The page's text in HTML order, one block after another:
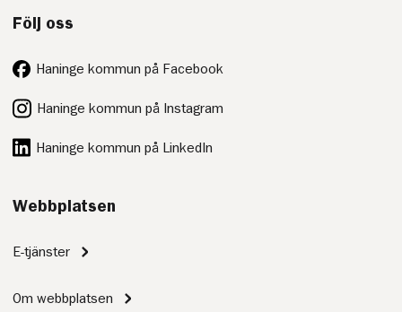
Följ oss
Haninge kommun på Facebook
Haninge kommun på Instagram
Haninge kommun på LinkedIn
Webbplatsen
E-tjänster
Om webbplatsen